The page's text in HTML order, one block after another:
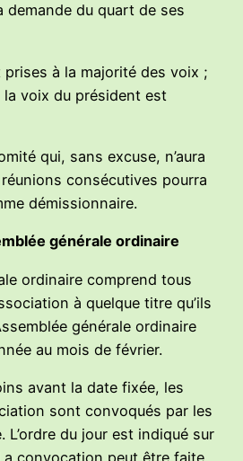
demande du quart de ses
à la majorité des voix ;
voix du président est
qui, sans excuse, n’aura
consécutives pourra
démissionnaire.
générale ordinaire
ordinaire comprend tous
à quelque titre qu’ils
générale ordinaire
au mois de février.
avant la date fixée, les
sont convoqués par les
L’ordre du jour est indiqué sur
convocation peut être faite